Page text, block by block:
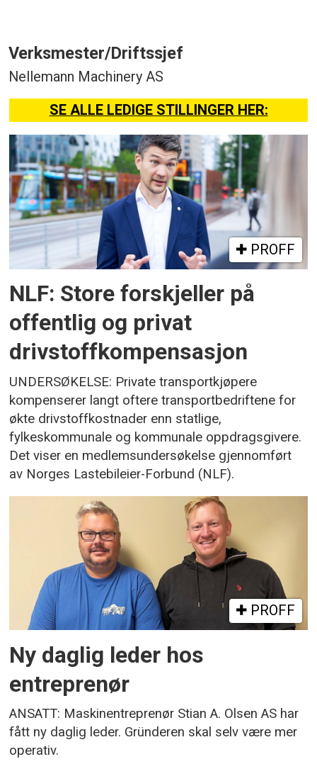
Verksmester/Driftssjef
Nellemann Machinery AS
SE ALLE LEDIGE STILLINGER HER:
PROFF
NLF: Store forskjeller på
offentlig og privat
drivstoffkompensasjon
UNDERSØKELSE: Private transportkjøpere
kompenserer langt oftere transportbedriftene for
økte drivstoffkostnader enn statlige,
fylkeskommunale og kommunale oppdragsgivere.
Det viser en medlemsundersøkelse gjennomført
av Norges Lastebileier-Forbund (NLF).
PROFF
Ny daglig leder hos
entreprenør
ANSATT: Maskinentreprenør Stian A. Olsen AS har
fått ny daglig leder. Gründeren skal selv være mer
operativ.